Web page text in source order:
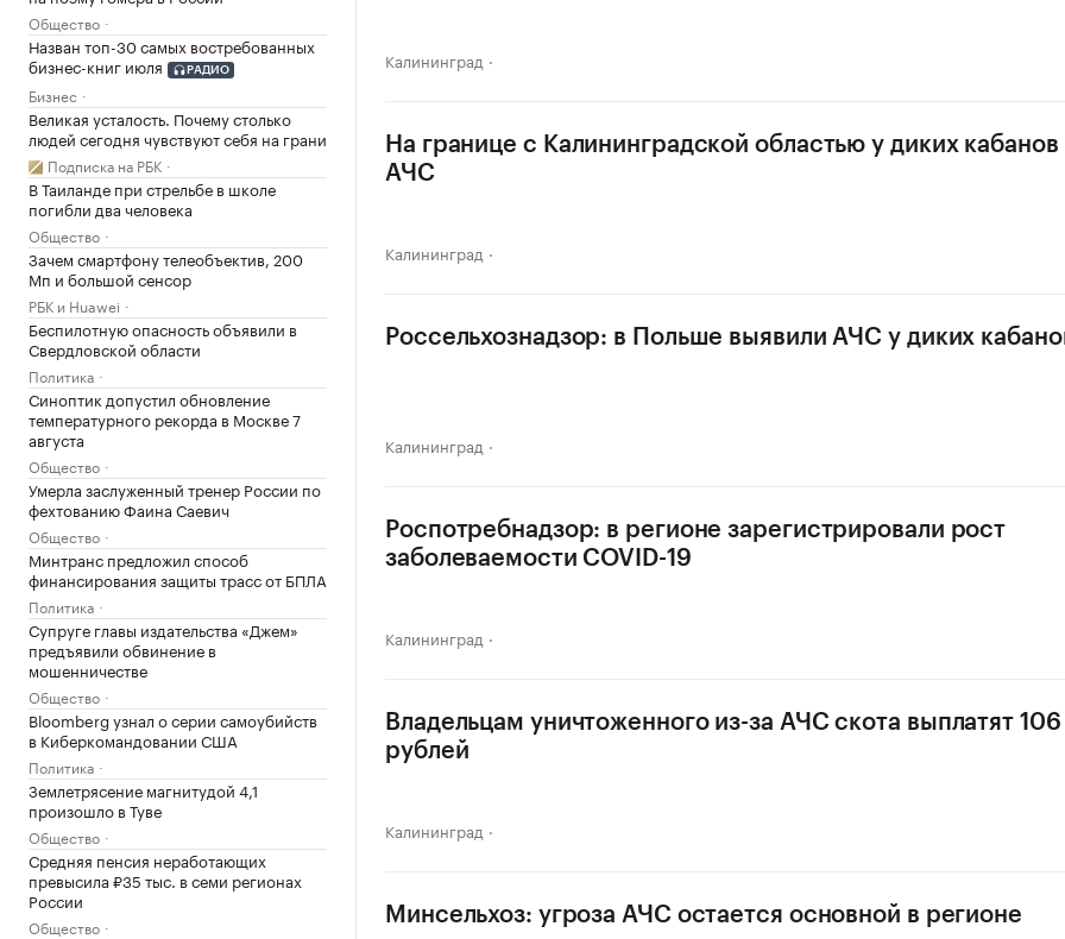
Общество
Назван топ-30 самых востребованных
бизнес-книг июля
РАДИО
Бизнес
Великая усталость. Почему столько
людей сегодня чувствуют себя на грани
Подписка на РБК
В Таиланде при стрельбе в школе
погибли два человека
Общество
Зачем смартфону телеобъектив, 200
Мп и большой сенсор
РБК и Huawei
Беспилотную опасность объявили в
Свердловской области
Политика
Синоптик допустил обновление
температурного рекорда в Москве 7
августа
Общество
Умерла заслуженный тренер России по
фехтованию Фаина Саевич
Общество
Минтранс предложил способ
финансирования защиты трасс от БПЛА
Политика
Супруге главы издательства «Джем»
предъявили обвинение в
мошенничестве
Общество
Bloomberg узнал о серии самоубийств
в Киберкомандовании США
Политика
Землетрясение магнитудой 4,1
произошло в Туве
Общество
Средняя пенсия неработающих
превысила ₽35 тыс. в семи регионах
России
Общество
Калининград
На границе с Калининградской областью у диких
АЧС
Калининград
Россельхознадзор: в Польше выявили АЧС у диких
Калининград
Роспотребнадзор: в регионе зарегистрировали рост
заболеваемости COVID-19
Калининград
Владельцам уничтоженного из-за АЧС скота выплатят
рублей
Калининград
Минсельхоз: угроза АЧС остается основной в регионе